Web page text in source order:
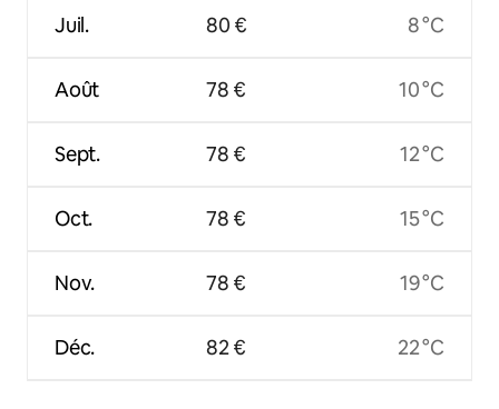
Juil.
Août
Sept.
Oct.
Nov.
Déc.
80 €
78 €
78 €
78 €
78 €
82 €
8 °C
10 °C
12 °C
15 °C
19 °C
22 °C